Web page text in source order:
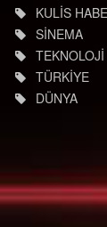
KULİS
SİNEMA
TEKNOLOJİ
TÜRKİYE
DÜNYA